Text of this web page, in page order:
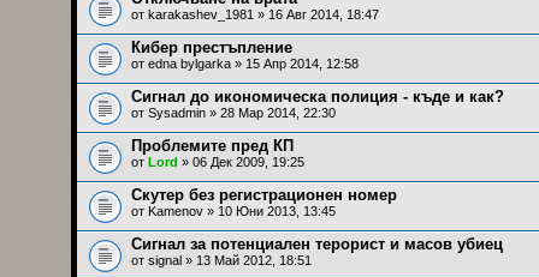
от karakashev_1981 » 16 Авг 2014, 18:47
Кибер престъпление
от edna bylgarka » 15 Апр 2014, 12:58
Сигнал до икономическа полиция - къде и как?
от Sysadmin » 28 Мар 2014, 22:30
Проблемите пред КП
от Lord » 06 Дек 2009, 19:25
Скутер без регистрационен номер
от Kamenov » 10 Юни 2013, 13:45
Сигнал за потенциален терорист и масов убиец
от signal » 13 Май 2012, 18:51